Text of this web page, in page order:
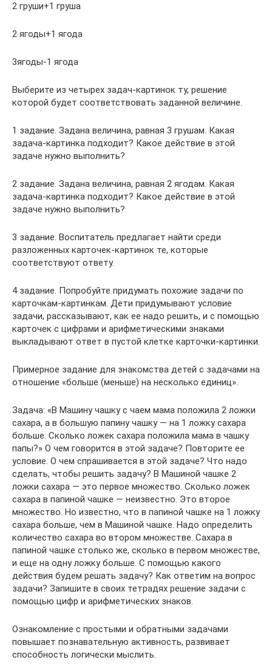
2 груши+1 груша
2 ягоды+1 ягода
3ягоды-1 ягода
Выберите из четырех задач-картинок ту, решение
которой будет соответствовать заданной величине.
1 задание. Задана величина, равная 3 грушам. Какая
задача-картинка подходит? Какое действие в этой
задаче нужно выполнить?
2 задание. Задана величина, равная 2 ягодам. Какая
задача-картинка подходит? Какое действие в этой
задаче нужно выполнить?
3 задание. Воспитатель предлагает найти среди
разложенных карточек-картинок те, которые
соответствуют ответу.
4 задание. Попробуйте придумать похожие задачи по
карточкам-картинкам. Дети придумывают условие
задачи, рассказывают, как ее надо решить, и с помощью
карточек с цифрами и арифметическими знаками
выкладывают ответ в пустой клетке карточки-картинки.
Примерное задание для знакомства детей с задачами на
отношение «больше (меньше) на несколько единиц».
Задача: «В Машину чашку с чаем мама положила 2 ложки
сахара, а в большую папину чашку — на 1 ложку сахара
больше. Сколько ложек сахара положила мама в чашку
папы?» О чем говорится в этой задаче? Повторите ее
условие. О чем спрашивается в этой задаче? Что надо
сделать, чтобы решить задачу? В Машиной чашке 2
ложки сахара — это первое множество. Сколько ложек
сахара в папиной чашке — неизвестно. Это второе
множество. Но известно, что в папиной чашке на 1 ложку
сахара больше, чем в Машиной чашке. Надо определить
количество сахара во втором множестве. Сахара в
папиной чашке столько же, сколько в первом множестве,
и еще на одну ложку больше. С помощью какого
действия будем решать задачу? Как ответим на вопрос
задачи? Запишите в своих тетрадях решение задачи с
помощью цифр и арифметических знаков.
Ознакомление с простыми и обратными задачами
повышает познавательную активность, развивает
способность логически мыслить.